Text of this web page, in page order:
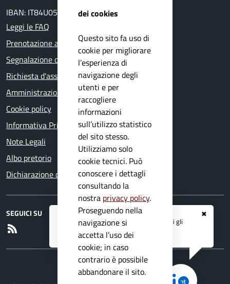
✖
Registrati ai serviziAPP IO
e ricevi tutti gli
aggiornamenti dall'Ente
IBAN: IT84U0511655390000000028800
Leggi le FAQ
Prenotazione appuntamento
Segnalazione disservizio
Richiesta d'assistenza
Amministrazione trasparente
Cookie policy
Informativa Privacy
Note Legali
Albo pretorio
Dichiarazione di accessibilità
SEGUICI SU
dei cookies
Questo sito fa uso di
cookie per migliorare
l’esperienza di
navigazione degli
utenti e per
raccogliere
informazioni
sull’utilizzo statistico
del sito stesso.
Utilizziamo solo
cookie tecnici. Può
conoscere i dettagli
consultando la
nostra privacy policy.
Proseguendo nella
navigazione si
accetta l’uso dei
cookie; in caso
contrario è possibile
abbandonare il sito.